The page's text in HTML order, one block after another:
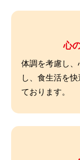
心
体調を考慮し
し、食生活を
ております。